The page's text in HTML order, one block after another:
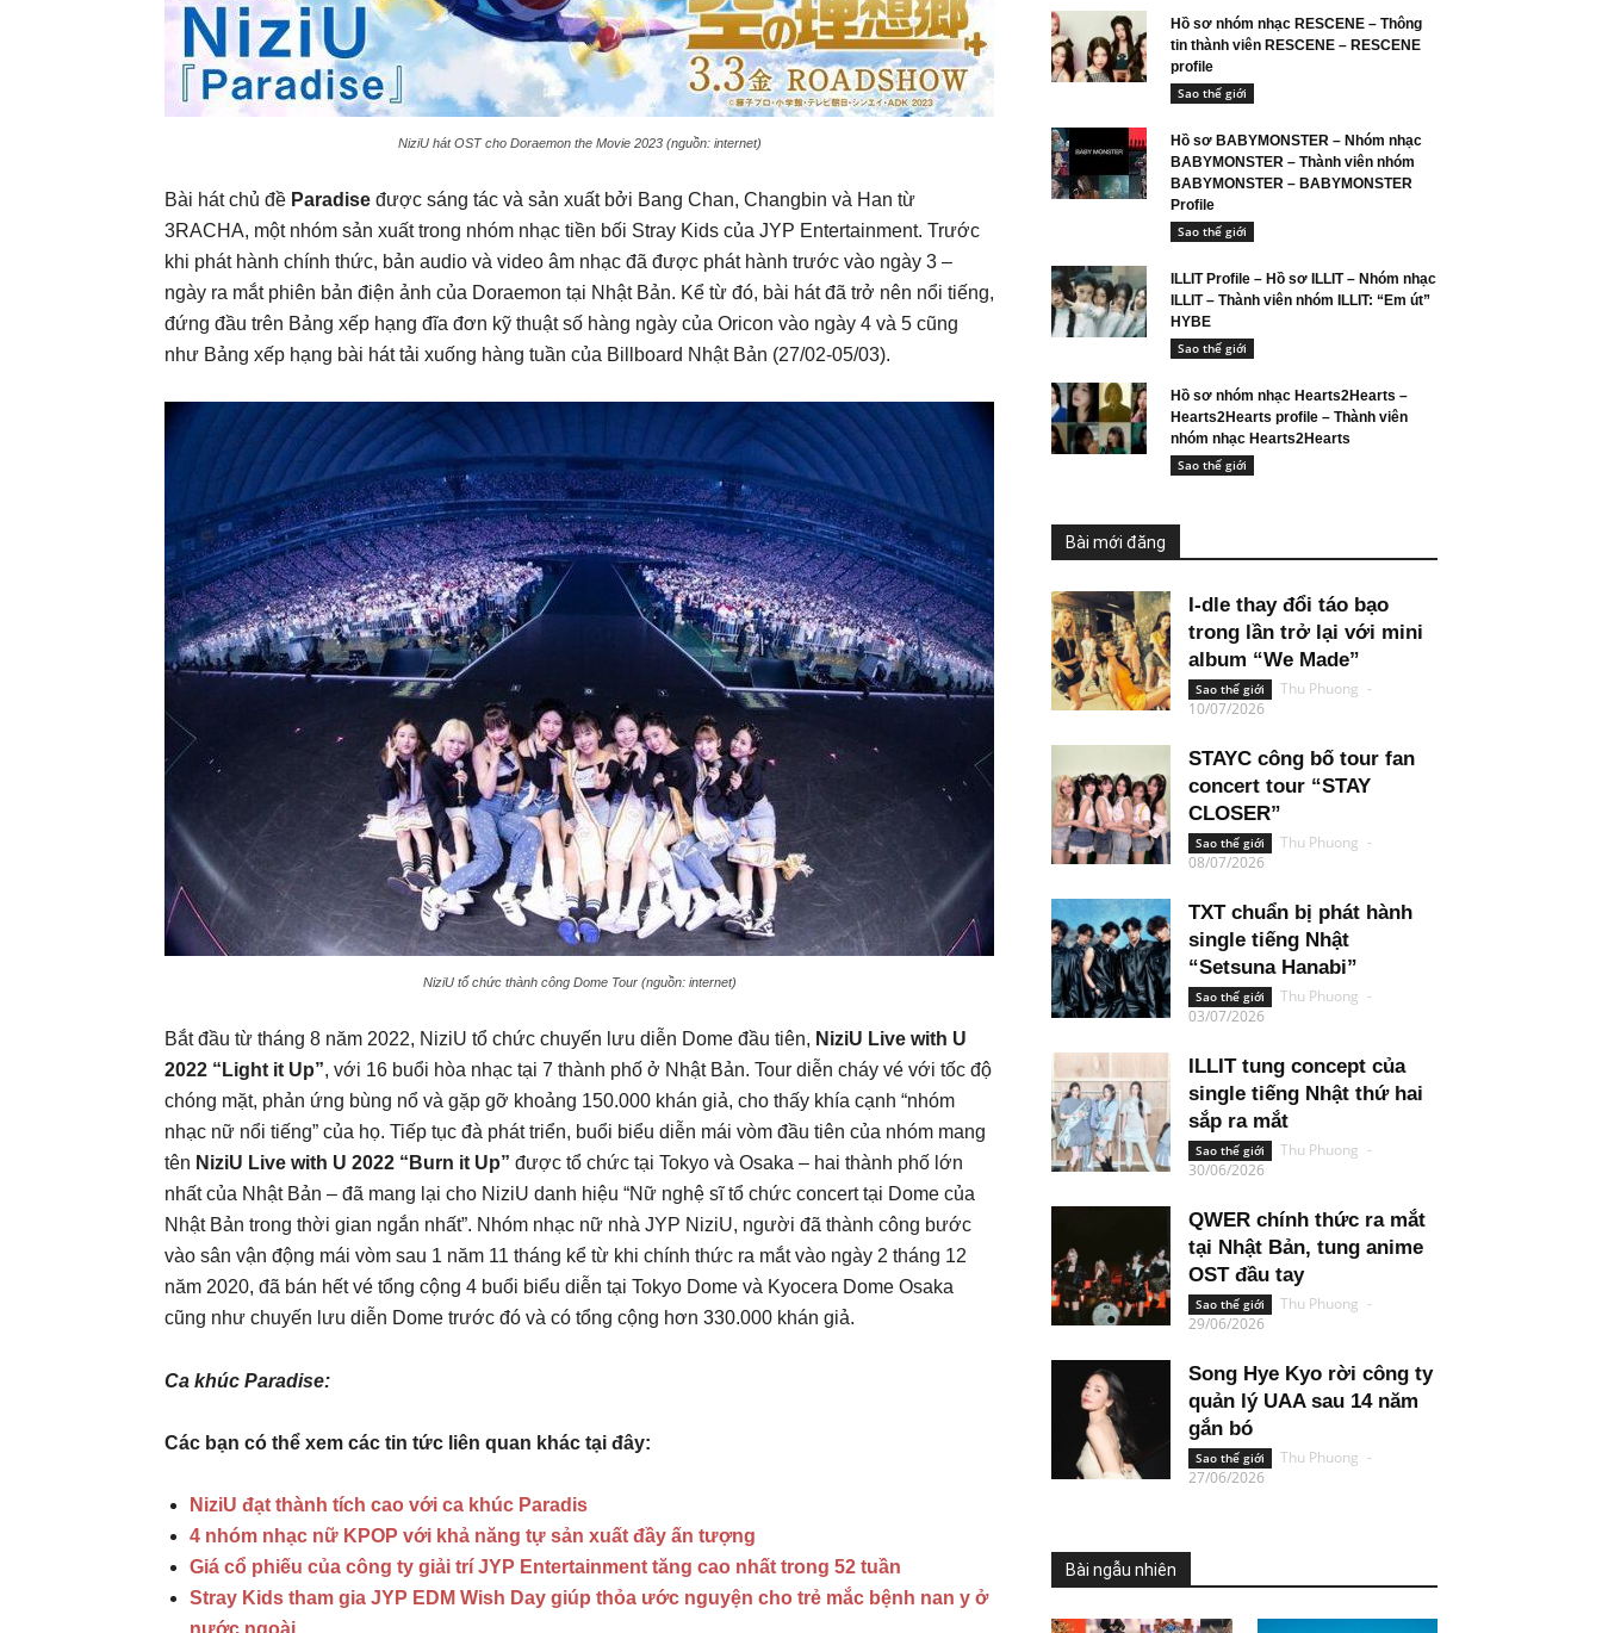
NiziU hát OST cho Doraemon the Movie 2023 (nguồn: internet)
Bài hát chủ đề Paradise được sáng tác và sản xuất bởi Bang Chan, Changbin và Han từ
3RACHA, một nhóm sản xuất trong nhóm nhạc tiền bối Stray Kids của JYP Entertainment. Trước
khi phát hành chính thức, bản audio và video âm nhạc đã được phát hành trước vào ngày 3 –
ngày ra mắt phiên bản điện ảnh của Doraemon tại Nhật Bản. Kể từ đó, bài hát đã trở nên nổi tiếng,
đứng đầu trên Bảng xếp hạng đĩa đơn kỹ thuật số hàng ngày của Oricon vào ngày 4 và 5 cũng
như Bảng xếp hạng bài hát tải xuống hàng tuần của Billboard Nhật Bản (27/02-05/03).
NiziU tổ chức thành công Dome Tour (nguồn: internet)
Bắt đầu từ tháng 8 năm 2022, NiziU tổ chức chuyến lưu diễn Dome đầu tiên, NiziU Live with U
2022 “Light it Up”, với 16 buổi hòa nhạc tại 7 thành phố ở Nhật Bản. Tour diễn cháy vé với tốc độ
chóng mặt, phản ứng bùng nổ và gặp gỡ khoảng 150.000 khán giả, cho thấy khía cạnh “nhóm
nhạc nữ nổi tiếng” của họ. Tiếp tục đà phát triển, buổi biểu diễn mái vòm đầu tiên của nhóm mang
tên NiziU Live with U 2022 “Burn it Up” được tổ chức tại Tokyo và Osaka – hai thành phố lớn
nhất của Nhật Bản – đã mang lại cho NiziU danh hiệu “Nữ nghệ sĩ tổ chức concert tại Dome của
Nhật Bản trong thời gian ngắn nhất”. Nhóm nhạc nữ nhà JYP NiziU, người đã thành công bước
vào sân vận động mái vòm sau 1 năm 11 tháng kể từ khi chính thức ra mắt vào ngày 2 tháng 12
năm 2020, đã bán hết vé tổng cộng 4 buổi biểu diễn tại Tokyo Dome và Kyocera Dome Osaka
cũng như chuyến lưu diễn Dome trước đó và có tổng cộng hơn 330.000 khán giả.
Ca khúc Paradise:
Các bạn có thể xem các tin tức liên quan khác tại đây:
NiziU đạt thành tích cao với ca khúc Paradis
4 nhóm nhạc nữ KPOP với khả năng tự sản xuất đầy ấn tượng
Giá cổ phiếu của công ty giải trí JYP Entertainment tăng cao nhất trong 52 tuần
Stray Kids tham gia JYP EDM Wish Day giúp thỏa ước nguyện cho trẻ mắc bệnh nan y ở
nước ngoài
Hồ sơ nhóm nhạc RESCENE – Thông
tin thành viên RESCENE – RESCENE
profile
Sao thế giới
Hồ sơ BABYMONSTER – Nhóm nhạc
BABYMONSTER – Thành viên nhóm
BABYMONSTER – BABYMONSTER
Profile
Sao thế giới
ILLIT Profile – Hồ sơ ILLIT – Nhóm nhạc
ILLIT – Thành viên nhóm ILLIT: “Em út”
HYBE
Sao thế giới
Hồ sơ nhóm nhạc Hearts2Hearts –
Hearts2Hearts profile – Thành viên
nhóm nhạc Hearts2Hearts
Sao thế giới
Bài mới đăng
I-dle thay đổi táo bạo
trong lần trở lại với mini
album “We Made”
Sao thế giới Thu Phuong -
10/07/2026
STAYC công bố tour fan
concert tour “STAY
CLOSER”
Sao thế giới Thu Phuong -
08/07/2026
TXT chuẩn bị phát hành
single tiếng Nhật
“Setsuna Hanabi”
Sao thế giới Thu Phuong -
03/07/2026
ILLIT tung concept của
single tiếng Nhật thứ hai
sắp ra mắt
Sao thế giới Thu Phuong -
30/06/2026
QWER chính thức ra mắt
tại Nhật Bản, tung anime
OST đầu tay
Sao thế giới Thu Phuong -
29/06/2026
Song Hye Kyo rời công ty
quản lý UAA sau 14 năm
gắn bó
Sao thế giới Thu Phuong -
27/06/2026
Bài ngẫu nhiên